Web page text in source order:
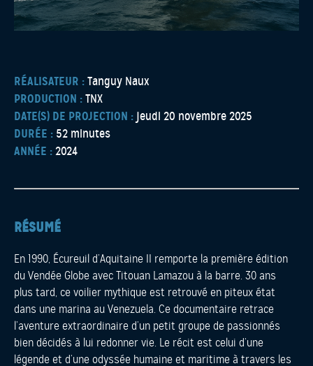
RÉALISATEUR :Tanguy Naux
PRODUCTION :TNX
DATE(S) DE PROJECTION : jeudi 20 novembre 2025
DURÉE : 52 minutes
ANNÉE :2024
RÉSUMÉ
En 1990, Écureuil d’Aquitaine II remporte la première édition
du Vendée Globe avec Titouan Lamazou à la barre. 30 ans
plus tard, ce voilier mythique est retrouvé en piteux état
dans une marina au Venezuela. Ce documentaire retrace
l’aventure extraordinaire d’un petit groupe de passionnés
bien décidés à lui redonner vie. Le récit est celui d’une
légende et d’une odyssée humaine et maritime à travers les